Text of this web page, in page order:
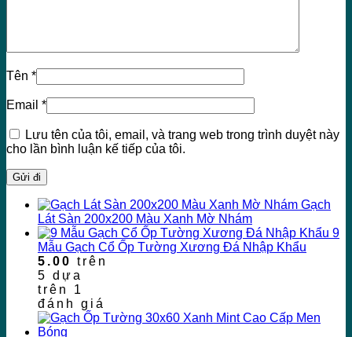
Tên *
Email *
Lưu tên của tôi, email, và trang web trong trình duyệt này
cho lần bình luận kế tiếp của tôi.
Gạch
Lát Sàn 200x200 Màu Xanh Mờ Nhám
9
Mẫu Gạch Cổ Ốp Tường Xương Đá Nhập Khẩu
5.00 trên
5 dựa
trên 1
đánh giá